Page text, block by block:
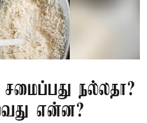
சமைப்பது நல்லதா?
என்ன?